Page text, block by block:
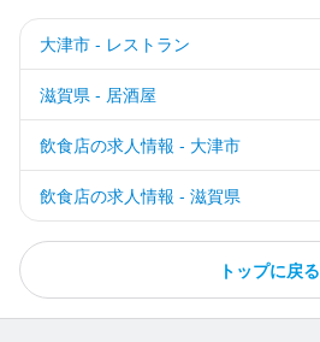
大津市 - レストラン
滋賀県 - 居酒屋
飲食店の求人情報 - 大津市
飲食店の求人情報 - 滋賀県
トップに戻る
<歓迎条件>
料理が得意な方
接客業で働いていた
<求める人物像>
・頑張りを評価してほしい
・給与を上げたい
・正社員として長く頑張りたい